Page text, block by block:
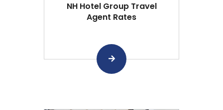
NH Hotel Group Travel
Agent Rates